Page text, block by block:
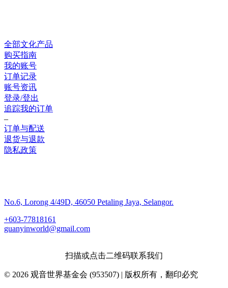
全部文化产品
购买指南
我的账号
订单记录
账号资讯
登录/登出
追踪我的订单
–
订单与配送
退货与退款
隐私政策
No.6, Lorong 4/49D, 46050 Petaling Jaya, Selangor.
+603-77818161
guanyinworld@gmail.com
扫描或点击二维码联系我们
© 2026 观音世界基金会 (953507) | 版权所有，翻印必究